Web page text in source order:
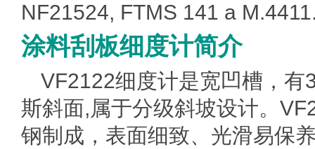
NF21524, FTMS 141 a
涂料刮板细度计简介
VF2122细度计是宽凹槽，
斯斜面,属于分级斜坡设计。
钢制成，表面细致、光滑易保